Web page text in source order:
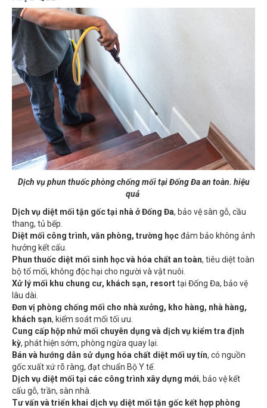
quả
thang, tủ bếp.
Diệt mối công trình, văn phòng, trường học
hưởng kết cấu.
Phun thuốc diệt mối sinh học và hóa chất an toàn
bộ tổ mối, không độc hại cho người và vật nuôi.
Xử lý mối khu chung cư, khách sạn, resorttại Đống Đa, bảo vệ
lâu dài.
Đơn vị phòng chống mối cho nhà xưởng, kho hàng, nhà hàng,
khách sạn, kiểm soát mối tối ưu.
Cung cấp hộp nhử mối chuyên dụng và dịch vụ kiểm tra định
kỳ, phát hiện sớm, phòng ngừa quay lại.
Bán và hướng dẫn sử dụng hóa chất diệt mối uy tín
gốc xuất xứ rõ ràng, đạt chuẩn Bộ Y tế.
Dịch vụ diệt mối tại các công trình xây dựng mới
cấu gỗ, trần, sàn nhà.
Tư vấn và triển khai dịch vụ diệt mối tận gốc kết hợp phòng